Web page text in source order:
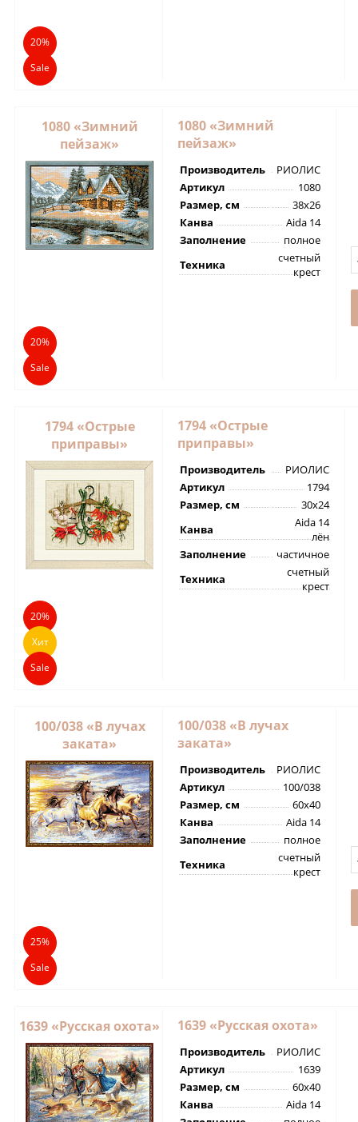
20%
Sale
1080 «Зимний
пейзаж»
20%
Sale
1080 «Зимний
пейзаж»
Производитель
РИОЛИС
Артикул
1080
Размер, см
38х26
Канва
Aida 14
Заполнение
полное
Техника
счетный
крест
1794 «Острые
приправы»
20%
Хит
Sale
1794 «Острые
приправы»
Производитель
РИОЛИС
Артикул
1794
Размер, см
30х24
Канва
Aida 14
лён
Заполнение
частичное
Техника
счетный
крест
100/038 «В лучах
заката»
25%
Sale
100/038 «В лучах
заката»
Производитель
РИОЛИС
Артикул
100/038
Размер, см
60х40
Канва
Aida 14
Заполнение
полное
Техника
счетный
крест
1639 «Русская охота» 1639 «Русская охота»
Производитель
РИОЛИС
Артикул
1639
Размер, см
60х40
Канва
Aida 14